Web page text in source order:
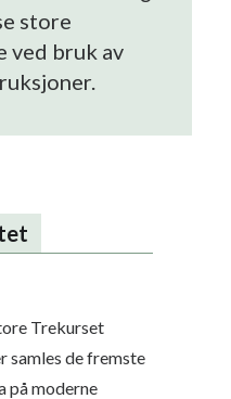
store
ved bruk av
Trekurset
samles de fremste
på moderne